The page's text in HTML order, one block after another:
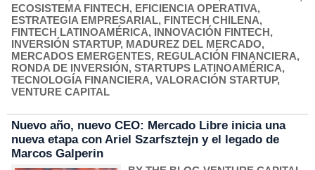
ECOSISTEMA FINTECH, EFICIENCIA OPERATIVA,
ESTRATEGIA EMPRESARIAL, FINTECH CHILENA,
FINTECH LATINOAMÉRICA, INNOVACIÓN FINTECH,
INVERSIÓN STARTUP, MADUREZ DEL MERCADO,
MERCADOS EMERGENTES, REGULACIÓN FINANCIERA,
RONDA DE INVERSIÓN, STARTUPS LATINOAMÉRICA,
TECNOLOGÍA FINANCIERA, VALORACIÓN STARTUP,
VENTURE CAPITAL
Nuevo año, nuevo CEO: Mercado Libre inicia una
nueva etapa con Ariel Szarfsztejn y el legado de
Marcos Galperin